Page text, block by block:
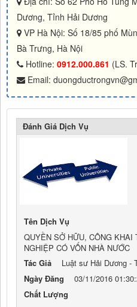
Dương, Tỉnh Hải Dương
VP Hà Nội: Số 18/85 phố
Bà Trưng, Hà Nội
Hotline: 0912.000.861 (LS.
Email:
Đánh Giá Dịch Vụ
Tên Dịch Vụ
QUYỀN SỞ HỮU, CÔNG KHAI
NGHIỆP CÓ VỐN NHÀ NƯỚC
Tác Giả
Luật sư Hải Dương -
Ngày Đăng
03/11/2016
Chất Lượng